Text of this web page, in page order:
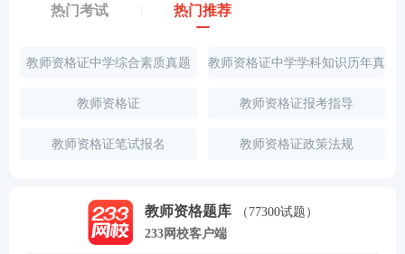
热门考试 热门推荐
教师资格证中学综合素质真题 教师资格证中学学科知识历年真
题
教师资格证 教师资格证报考指导
教师资格证笔试报名 教师资格证政策法规
教师资格题库
（77300试题）
233网校客户端